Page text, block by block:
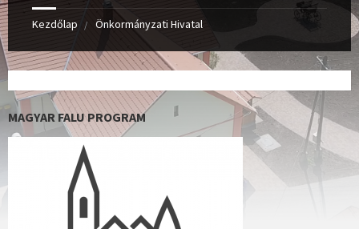
Kezdőlap Önkormányzati Hivatal
MAGYAR FALU PROGRAM